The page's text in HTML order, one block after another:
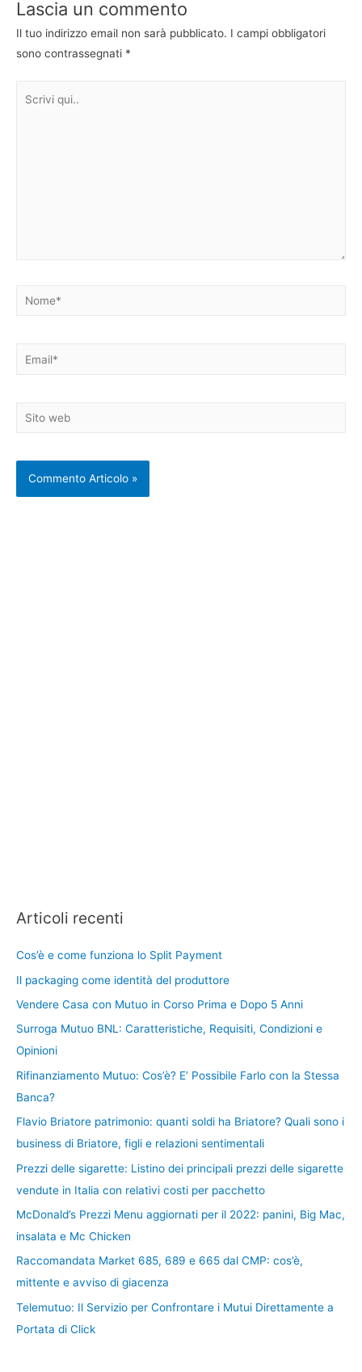
Lascia un commento
Il tuo indirizzo email non sarà pubblicato. I campi obbligatori
sono contrassegnati *
Nome*
Email*
Sito
Articoli recenti
Cos’è e come funziona lo Split Payment
Il packaging come identità del produttore
Vendere Casa con Mutuo in Corso Prima e Dopo 5 Anni
Surroga Mutuo BNL: Caratteristiche, Requisiti, Condizioni e
Opinioni
Rifinanziamento Mutuo: Cos’è? E’ Possibile Farlo con la Stessa
Banca?
Flavio Briatore patrimonio: quanti soldi ha Briatore? Quali sono i
business di Briatore, figli e relazioni sentimentali
Prezzi delle sigarette: Listino dei principali prezzi delle sigarette
vendute in Italia con relativi costi per pacchetto
McDonald’s Prezzi Menu aggiornati per il 2022: panini, Big Mac,
insalata e Mc Chicken
Raccomandata Market 685, 689 e 665 dal CMP: cos’è,
mittente e avviso di giacenza
Telemutuo: Il Servizio per Confrontare i Mutui Direttamente a
Portata di Click